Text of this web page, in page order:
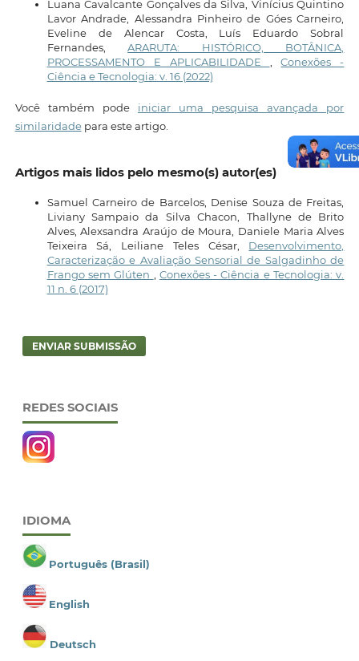
Luana Cavalcante Gonçalves da Silva, Vinícius Quintino
Lavor Andrade, Alessandra Pinheiro de Góes Carneiro,
Eveline de Alencar Costa, Luís Eduardo Sobral
Fernandes,ARARUTA: HISTÓRICO, BOTÂNICA,
PROCESSAMENTO E APLICABILIDADE ,Conexões -
Ciência e Tecnologia: v. 16 (2022)
Você também pode iniciar uma pesquisa avançada por
similaridadepara este artigo.
Artigos mais lidos pelo mesmo(s) autor(es)
Samuel Carneiro de Barcelos, Denise Souza de Freitas,
Liviany Sampaio da Silva Chacon, Thallyne de Brito
Alves, Alexsandra Araújo de Moura, Daniele Maria Alves
Teixeira Sá, Leiliane Teles César, Desenvolvimento,
Caracterização e Avaliação Sensorial de Salgadinho de
Frango sem Glúten
Conexões - Ciência e Tecnologia: v.
11 n. 6 (2017)
ENVIAR SUBMISSÃO
REDES SOCIAIS
IDIOMA
Português (Brasil)
English
Deutsch